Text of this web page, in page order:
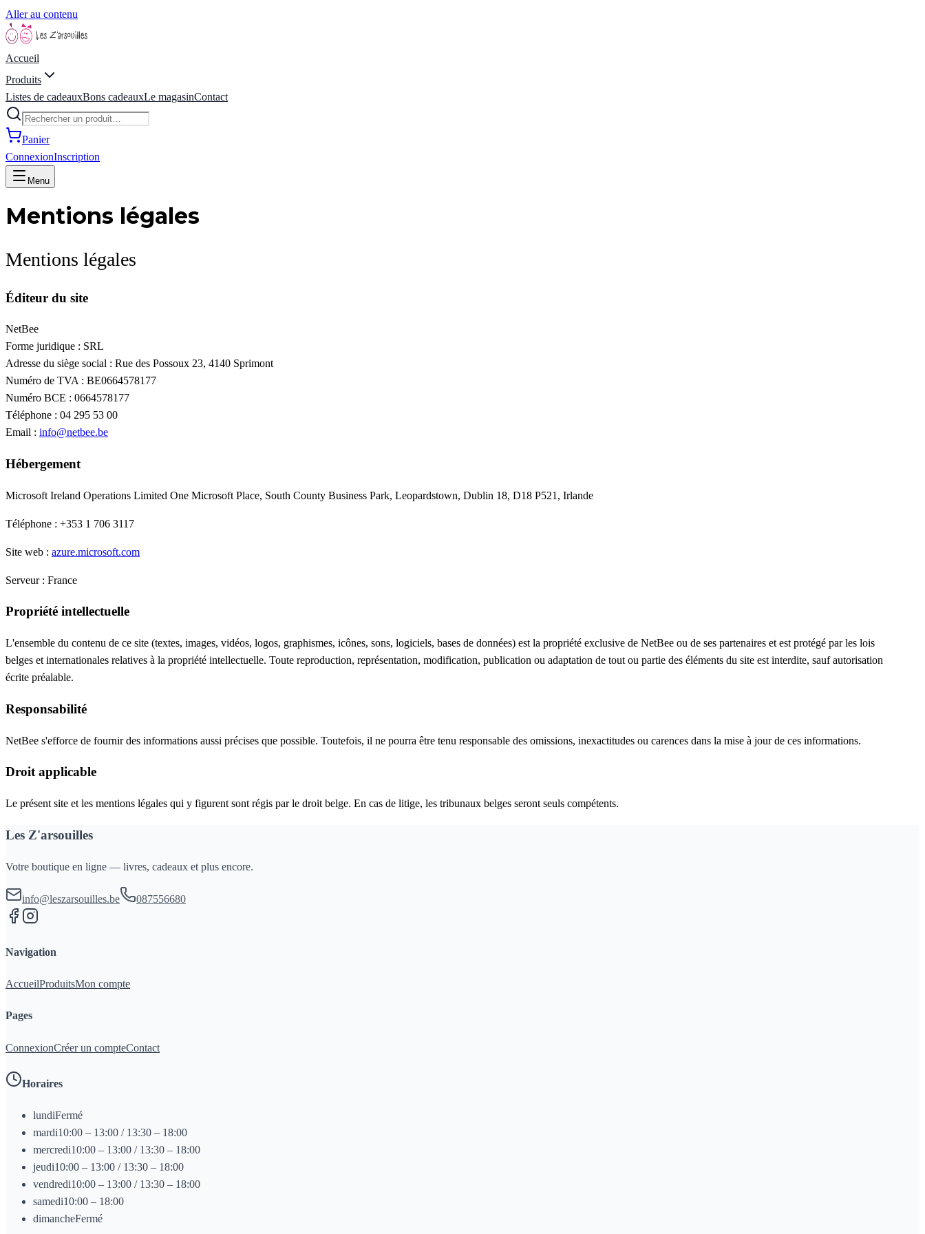
Aller au contenu
Accueil
Produits
Listes de cadeauxBons cadeauxLe magasinContact
Panier
ConnexionInscription
Menu
Mentions légales
Mentions légales
Éditeur du site
NetBee
Forme juridique : SRL
Adresse du siège social : Rue des Possoux 23, 4140 Sprimont
Numéro de TVA : BE0664578177
Numéro BCE : 0664578177
Téléphone : 04 295 53 00
Email : info@netbee.be
Hébergement
Microsoft Ireland Operations Limited One Microsoft Place, South County Business Park, Leopardstown, Dublin 18, D18 P521, Irlande
Téléphone : +353 1 706 3117
Site web : azure.microsoft.com
Serveur : France
Propriété intellectuelle
L'ensemble du contenu de ce site (textes, images, vidéos, logos, graphismes, icônes, sons, logiciels, bases de données) est la propriété exclusive de NetBee ou de ses partenaires et est protégé par les lois
belges et internationales relatives à la propriété intellectuelle. Toute reproduction, représentation, modification, publication ou adaptation de tout ou partie des éléments du site est interdite, sauf autorisation
écrite préalable.
Responsabilité
NetBee s'efforce de fournir des informations aussi précises que possible. Toutefois, il ne pourra être tenu responsable des omissions, inexactitudes ou carences dans la mise à jour de ces informations.
Droit applicable
Le présent site et les mentions légales qui y figurent sont régis par le droit belge. En cas de litige, les tribunaux belges seront seuls compétents.
Les Z'arsouilles
Votre boutique en ligne — livres, cadeaux et plus encore.
info@leszarsouilles.be 087556680
Navigation
AccueilProduitsMon compte
Pages
ConnexionCréer un compteContact
Horaires
lundiFermé
mardi10:00 – 13:00 / 13:30 – 18:00
mercredi10:00 – 13:00 / 13:30 – 18:00
jeudi10:00 – 13:00 / 13:30 – 18:00
vendredi10:00 – 13:00 / 13:30 – 18:00
samedi10:00 – 18:00
dimancheFermé